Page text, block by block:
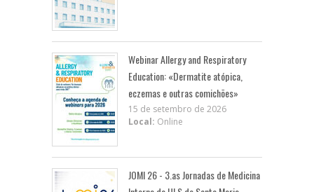
Webinar Allergy and Respiratory
Education: «Dermatite atópica,
eczemas e outras comichões»
15 de setembro de 2026
Local: Online
JOMI 26 - 3.as Jornadas de Medicina